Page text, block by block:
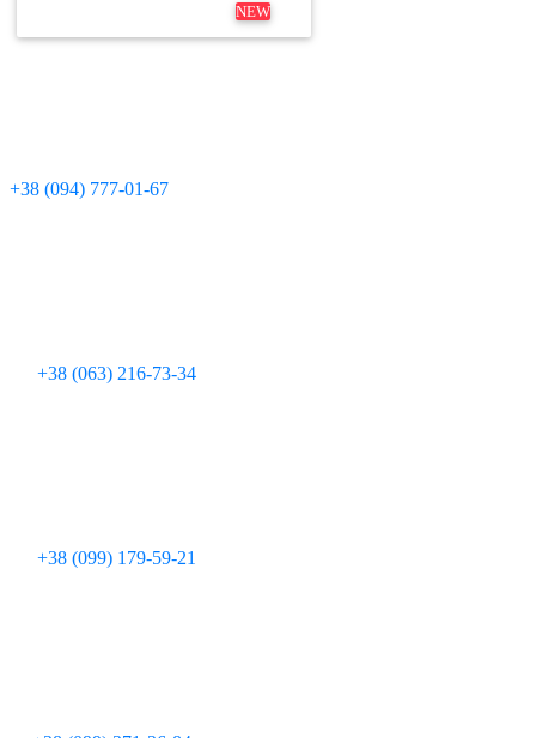
ДИСТРИБУТИВ М.Е.DOCNEW
+38 (094) 777-01-67
+38 (063) 216-73-34
+38 (099) 179-59-21